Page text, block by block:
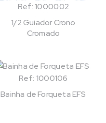
Ref: 1000002
1/2 Guiador Crono
Cromado
Ref: 1000106
Bainha de Forqueta EFS